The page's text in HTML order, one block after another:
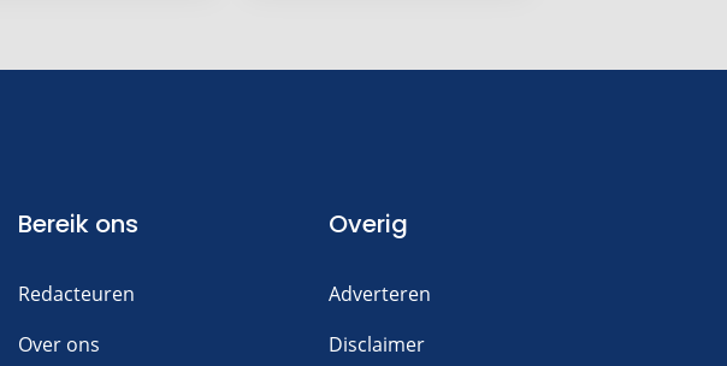
Bereik ons
Redacteuren
Over ons
Overig
Adverteren
Disclaimer